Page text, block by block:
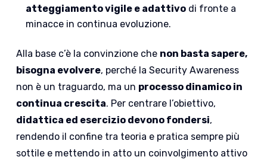
atteggiamento vigile e adattivo di fronte a
minacce in continua evoluzione.
Alla base c’è la convinzione che non basta sapere,
bisogna evolvere, perché la Security Awareness
non è un traguardo, ma un processo dinamico in
continua crescita. Per centrare l’obiettivo,
didattica ed esercizio devono fondersi,
rendendo il confine tra teoria e pratica sempre più
sottile e mettendo in atto un coinvolgimento attivo